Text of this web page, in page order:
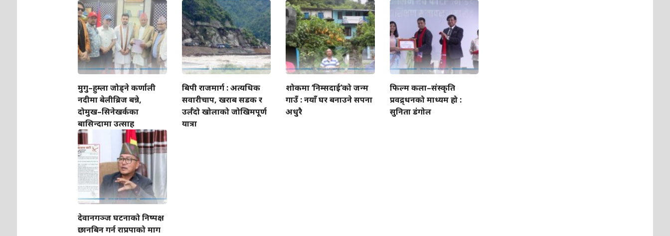
मुगु–हुम्ला जोड्ने कर्णाली
नदीमा बेलीब्रिज बन्ने,
दोमुख–सिनेखर्कका
बासिन्दामा उत्साह
बिपी राजमार्ग : अत्यधिक
सवारीचाप, खराब सडक र
उर्लँदो खोलाको जोखिमपूर्ण
यात्रा
शोकमा ‘निम्सदाई’को जन्म
गाउँ : नयाँ घर बनाउने सपना
अधुरै
फिल्म कला–संस्कृति
प्रवद्र्धनको माध्यम हो :
सुनिता डंगोल
देवानगञ्ज घटनाको निष्पक्ष
छानबिन गर्न राप्रपाको माग